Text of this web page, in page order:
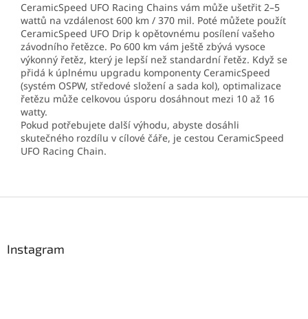
CeramicSpeed ​​UFO Racing Chains vám může ušetřit 2–5
wattů na vzdálenost 600 km / 370 mil. Poté můžete použít
CeramicSpeed ​​UFO Drip k opětovnému posílení vašeho
závodního řetězce. Po 600 km vám ještě zbývá vysoce
výkonný řetěz, který je lepší než standardní řetěz. Když se
přidá k úplnému upgradu komponenty CeramicSpeed ​​
(systém OSPW, středové složení a sada kol), optimalizace
řetězu může celkovou úsporu dosáhnout mezi 10 až 16
watty.
Pokud potřebujete další výhodu, abyste dosáhli
skutečného rozdílu v cílové čáře, je cestou CeramicSpeed ​​
UFO Racing Chain.
Instagram